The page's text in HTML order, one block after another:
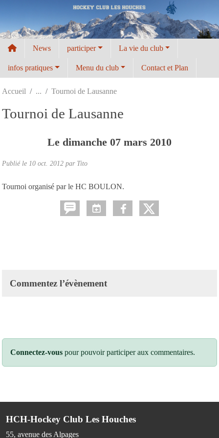
News participer La vie du club
infos pratiques Menu du club Contact et Plan
Accueil Tournoi de Lausanne
Tournoi de Lausanne
Le dimanche 07 mars 2010
Publié le 10 oct. 2012 par Tito
Tournoi organisé par le HC BOULON.
Commentez l’évènement
Connectez-vous pour pouvoir participer aux commentaires.
HCH-Hockey Club Les Houches
55, avenue des Alpages
Panneau de gestion des cookies